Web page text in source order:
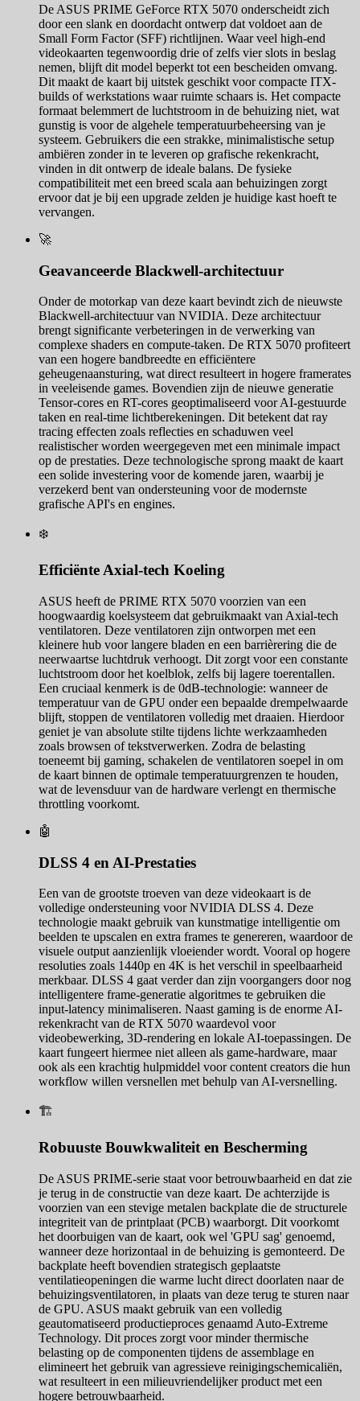
De ASUS PRIME GeForce RTX 5070 onderscheidt zich
door een slank en doordacht ontwerp dat voldoet aan de
Small Form Factor (SFF) richtlijnen. Waar veel high-end
videokaarten tegenwoordig drie of zelfs vier slots in beslag
nemen, blijft dit model beperkt tot een bescheiden omvang.
Dit maakt de kaart bij uitstek geschikt voor compacte ITX-
builds of werkstations waar ruimte schaars is. Het compacte
formaat belemmert de luchtstroom in de behuizing niet, wat
gunstig is voor de algehele temperatuurbeheersing van je
systeem. Gebruikers die een strakke, minimalistische setup
ambiëren zonder in te leveren op grafische rekenkracht,
vinden in dit ontwerp de ideale balans. De fysieke
compatibiliteit met een breed scala aan behuizingen zorgt
ervoor dat je bij een upgrade zelden je huidige kast hoeft te
vervangen.
🚀
Geavanceerde Blackwell-architectuur
Onder de motorkap van deze kaart bevindt zich de nieuwste
Blackwell-architectuur van NVIDIA. Deze architectuur
brengt significante verbeteringen in de verwerking van
complexe shaders en compute-taken. De RTX 5070 profiteert
van een hogere bandbreedte en efficiëntere
geheugenaansturing, wat direct resulteert in hogere framerates
in veeleisende games. Bovendien zijn de nieuwe generatie
Tensor-cores en RT-cores geoptimaliseerd voor AI-gestuurde
taken en real-time lichtberekeningen. Dit betekent dat ray
tracing effecten zoals reflecties en schaduwen veel
realistischer worden weergegeven met een minimale impact
op de prestaties. Deze technologische sprong maakt de kaart
een solide investering voor de komende jaren, waarbij je
verzekerd bent van ondersteuning voor de modernste
grafische API's en engines.
❄️
Efficiënte Axial-tech Koeling
ASUS heeft de PRIME RTX 5070 voorzien van een
hoogwaardig koelsysteem dat gebruikmaakt van Axial-tech
ventilatoren. Deze ventilatoren zijn ontworpen met een
kleinere hub voor langere bladen en een barrièrering die de
neerwaartse luchtdruk verhoogt. Dit zorgt voor een constante
luchtstroom door het koelblok, zelfs bij lagere toerentallen.
Een cruciaal kenmerk is de 0dB-technologie: wanneer de
temperatuur van de GPU onder een bepaalde drempelwaarde
blijft, stoppen de ventilatoren volledig met draaien. Hierdoor
geniet je van absolute stilte tijdens lichte werkzaamheden
zoals browsen of tekstverwerken. Zodra de belasting
toeneemt bij gaming, schakelen de ventilatoren soepel in om
de kaart binnen de optimale temperatuurgrenzen te houden,
wat de levensduur van de hardware verlengt en thermische
throttling voorkomt.
🤖
DLSS 4 en AI-Prestaties
Een van de grootste troeven van deze videokaart is de
volledige ondersteuning voor NVIDIA DLSS 4. Deze
technologie maakt gebruik van kunstmatige intelligentie om
beelden te upscalen en extra frames te genereren, waardoor de
visuele output aanzienlijk vloeiender wordt. Vooral op hogere
resoluties zoals 1440p en 4K is het verschil in speelbaarheid
merkbaar. DLSS 4 gaat verder dan zijn voorgangers door nog
intelligentere frame-generatie algoritmes te gebruiken die
input-latency minimaliseren. Naast gaming is de enorme AI-
rekenkracht van de RTX 5070 waardevol voor
videobewerking, 3D-rendering en lokale AI-toepassingen. De
kaart fungeert hiermee niet alleen als game-hardware, maar
ook als een krachtig hulpmiddel voor content creators die hun
workflow willen versnellen met behulp van AI-versnelling.
🏗️
Robuuste Bouwkwaliteit en Bescherming
De ASUS PRIME-serie staat voor betrouwbaarheid en dat zie
je terug in de constructie van deze kaart. De achterzijde is
voorzien van een stevige metalen backplate die de structurele
integriteit van de printplaat (PCB) waarborgt. Dit voorkomt
het doorbuigen van de kaart, ook wel 'GPU sag' genoemd,
wanneer deze horizontaal in de behuizing is gemonteerd. De
backplate heeft bovendien strategisch geplaatste
ventilatieopeningen die warme lucht direct doorlaten naar de
behuizingsventilatoren, in plaats van deze terug te sturen naar
de GPU. ASUS maakt gebruik van een volledig
geautomatiseerd productieproces genaamd Auto-Extreme
Technology. Dit proces zorgt voor minder thermische
belasting op de componenten tijdens de assemblage en
elimineert het gebruik van agressieve reinigingschemicaliën,
wat resulteert in een milieuvriendelijker product met een
hogere betrouwbaarheid.